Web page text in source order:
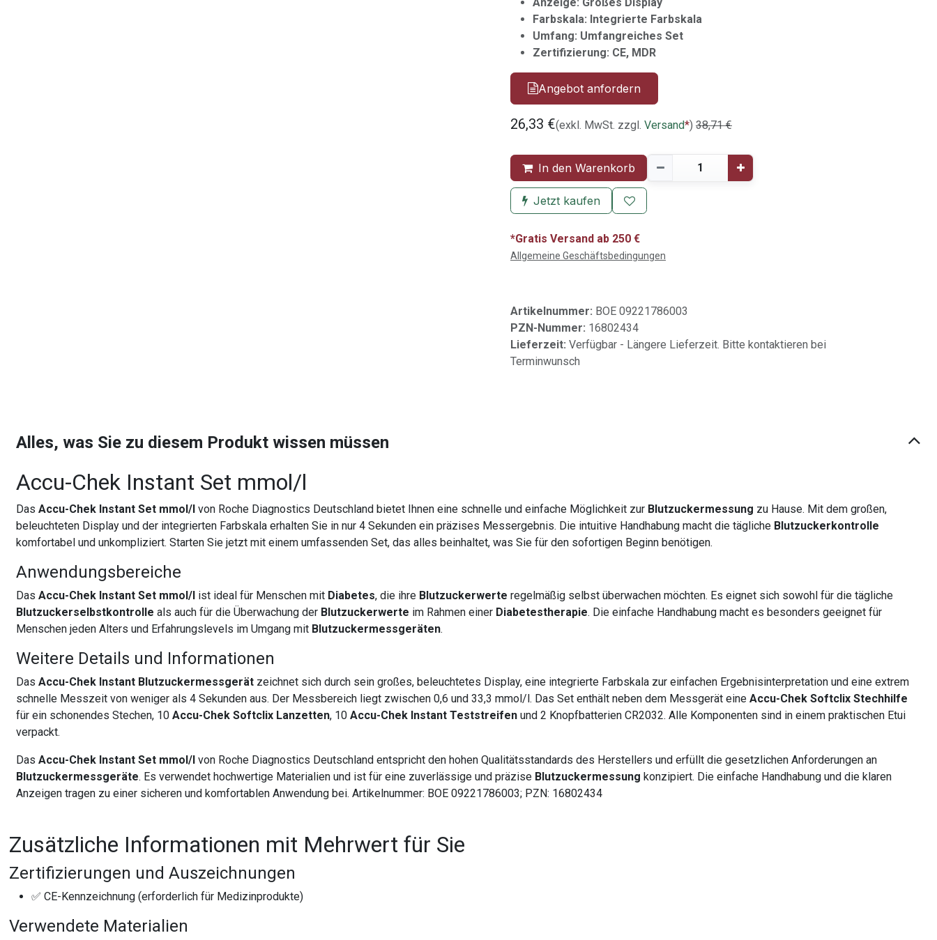
Farbskala: Integrierte Farbskala
Umfang: Umfangreiches Set
Zertifizierung: CE, MDR
Angebot anfordern
26,33 €(exkl. MwSt. zzgl. Versand*) 38,71€
In den Warenkorb
Jetzt kaufen
*Gratis Versand ab 250 €
Allgemeine Geschäftsbedingungen
Artikelnummer: BOE 09221786003
PZN-Nummer: 16802434
Lieferzeit: Verfügbar - Längere Lieferzeit. Bitte kontaktieren bei
Terminwunsch
Alles, was Sie zu diesem Produkt wissen müssen
Accu-Chek Instant Set mmol/l
DasAccu-Chek Instant Set mmol/l von Roche Diagnostics Deutschland bietet Ihnen eine schnelle und einfache Möglichkeit zur Blutzuckermessung zu Hause. Mit dem großen,
beleuchteten Display und der integrierten Farbskala erhalten Sie in nur 4 Sekunden ein präzises Messergebnis. Die intuitive Handhabung macht die tägliche Blutzuckerkontrolle
komfortabel und unkompliziert. Starten Sie jetzt mit einem umfassenden Set, das alles beinhaltet, was Sie für den sofortigen Beginn benötigen.
Anwendungsbereiche
DasAccu-Chek Instant Set mmol/l ist ideal für Menschen mit Diabetes, die ihre Blutzuckerwerte regelmäßig selbst überwachen möchten. Es eignet sich sowohl für die tägliche
Blutzuckerselbstkontrolle als auch für die Überwachung der Blutzuckerwerte im Rahmen einer Diabetestherapie. Die einfache Handhabung macht es besonders geeignet für
Menschen jeden Alters und Erfahrungslevels im Umgang mit Blutzuckermessgeräten.
Weitere Details und Informationen
DasAccu-Chek Instant Blutzuckermessgerät zeichnet sich durch sein großes, beleuchtetes Display, eine integrierte Farbskala zur einfachen Ergebnisinterpretation und eine extrem
schnelle Messzeit von weniger als 4 Sekunden aus. Der Messbereich liegt zwischen 0,6 und 33,3 mmol/l. Das Set enthält neben dem Messgerät eineAccu-Chek Softclix Stechhilfe
für ein schonendes Stechen, 10Accu-Chek Softclix Lanzetten, 10Accu-Chek Instant Teststreifen und 2 Knopfbatterien CR2032. Alle Komponenten sind in einem praktischen Etui
verpackt.
DasAccu-Chek Instant Set mmol/l von Roche Diagnostics Deutschland entspricht den hohen Qualitätsstandards des Herstellers und erfüllt die gesetzlichen Anforderungen an
Blutzuckermessgeräte. Es verwendet hochwertige Materialien und ist für eine zuverlässige und präzise Blutzuckermessung konzipiert. Die einfache Handhabung und die klaren
Anzeigen tragen zu einer sicheren und komfortablen Anwendung bei. Artikelnummer: BOE 09221786003; PZN: 16802434
Zusätzliche Informationen mit Mehrwert für Sie
Zertifizierungen und Auszeichnungen
✅ CE-Kennzeichnung (erforderlich für Medizinprodukte)
Verwendete Materialien